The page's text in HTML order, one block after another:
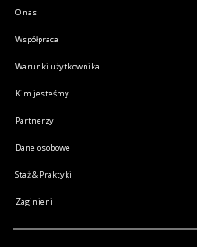
O nas
Współpraca
Warunki użytkownika
Kim jesteśmy
Partnerzy
Dane osobowe
Staż & Praktyki
Zaginieni